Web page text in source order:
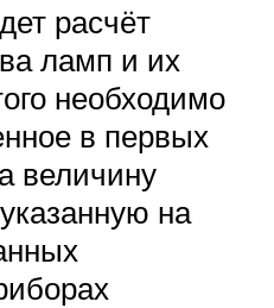
расчёт
ламп и их
необходимо
в первых
величину
на